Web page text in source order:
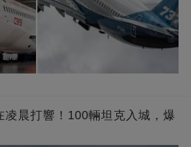
凌晨打響！100輛坦克入城，爆